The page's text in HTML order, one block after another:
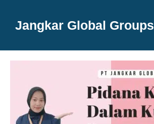
Jangkar Global Groups